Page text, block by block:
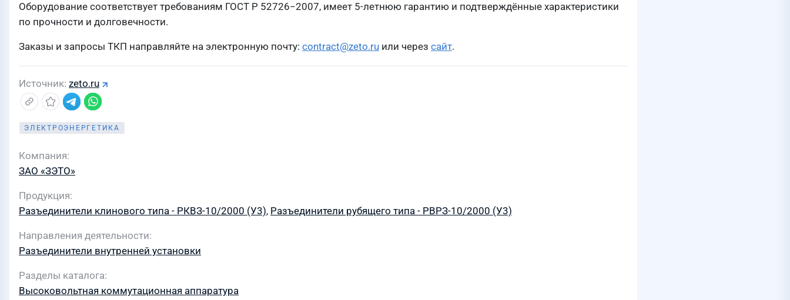
Оборудование соответствует требованиям ГОСТ Р 52726−2007, имеет 5-летнюю гарантию и подтверждённые характеристики
по прочности и долговечности.
Заказы и запросы ТКП направляйте на электронную почту: contract@zeto.ru или через сайт.
Источник zeto.ru
ЭЛЕКТРОЭНЕРГЕТИКА
Компания
ЗАО «ЗЭТО»
Продукция
Разъединители клинового типа - РКВЗ-10/2000 (У3), Разъединители рубящего типа - РВРЗ-10/2000 (У3)
Направления деятельности
Разъединители внутренней установки
Разделы каталога
Высоковольтная коммутационная аппаратура